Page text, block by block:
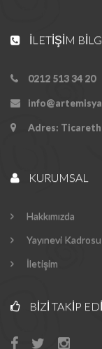
İLETIŞIM
0212 513 34 20
Adres:
KURUMSAL
Hakkımızda
Yayınevi Kadrosu
İletişim
BIZI TAKIP